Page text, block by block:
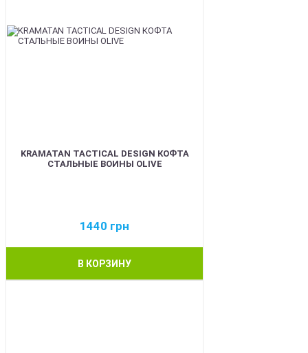
KRAMATAN TACTICAL DESIGN КОФТА
СТАЛЬНЫЕ ВОИНЫ OLIVE
1440 грн
В КОРЗИНУ